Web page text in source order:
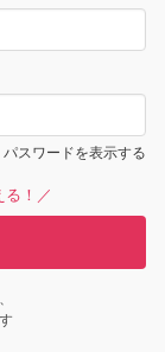
パスワードを表示する
！／